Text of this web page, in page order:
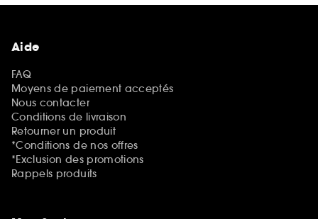
Aide
FAQ
Moyens de paiement acceptés
Nous contacter
Conditions de livraison
Retourner un produit
*Conditions de nos offres
*Exclusion des promotions
Rappels produits